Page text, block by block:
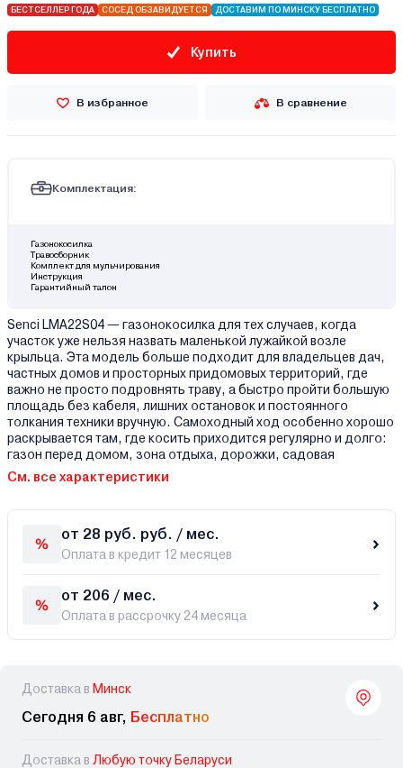
БЕСТСЕЛЛЕР ГОДА СОСЕД ОБЗАВИДУЕТСЯ ДОСТАВИМ ПО МИНСКУ БЕСПЛАТНО
Купить
В избранное В сравнение
Комплектация:
Газонокосилка
Травосборник
Комплект для мульчирования
Инструкция
Гарантийный талон
Senci LMA22S04 — газонокосилка для тех случаев, когда
участок уже нельзя назвать маленькой лужайкой возле
крыльца. Эта модель больше подходит для владельцев дач,
частных домов и просторных придомовых территорий, где
важно не просто подровнять траву, а быстро пройти большую
площадь без кабеля, лишних остановок и постоянного
толкания техники вручную. Самоходный ход особенно хорошо
раскрывается там, где косить приходится регулярно и долго:
газон перед домом, зона отдыха, дорожки, садовая
См. все характеристики
от 28 руб. руб. / мес.
Оплата в кредит 12 месяцев
от 206 / мес.
Оплата в рассрочку 24 месяца
Доставка в Минск
Сегодня 6 авг, Бесплатно
Доставка в Любую точку Беларуси